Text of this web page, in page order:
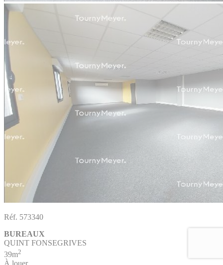
Réf. 573340
BUREAUX
QUINT FONSEGRIVES
39m2
À louer